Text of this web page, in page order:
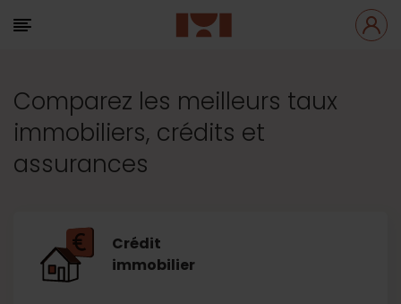
Comparez les meilleurs taux
immobiliers, crédits et
assurances
Crédit
immobilier